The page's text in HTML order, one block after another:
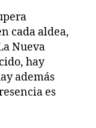
cada aldea,
Nueva
hay
además
es